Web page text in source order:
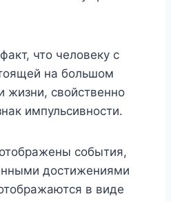
что человеку с
на большом
жизни, свойственно
импульсивности.
события,
достижениями
в виде